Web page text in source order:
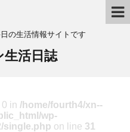
の生活情報サイトです
活日誌
in /home/fourth4/xn--
wp-
single.php on line 31